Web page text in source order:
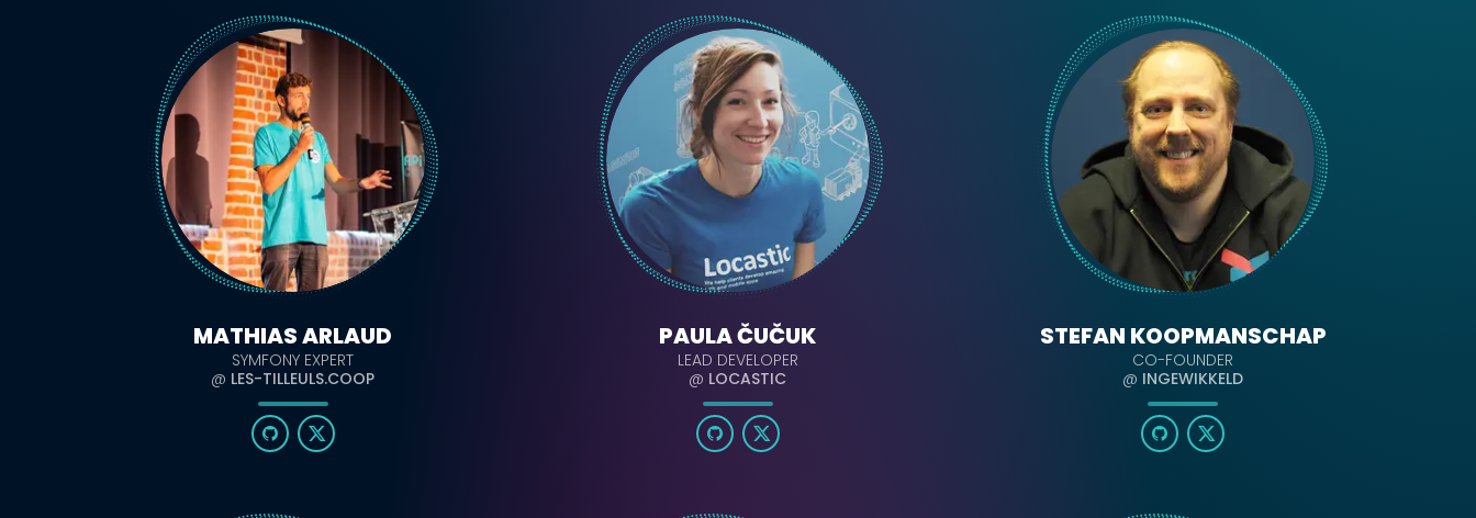
MATHIAS ARLAUD
SYMFONY EXPERT
@ LES-TILLEULS.COOP
PAULA ČUČUK
LEAD DEVELOPER
@ LOCASTIC
STEFAN KOOPMANSCHAP
CO-FOUNDER
@ INGEWIKKELD